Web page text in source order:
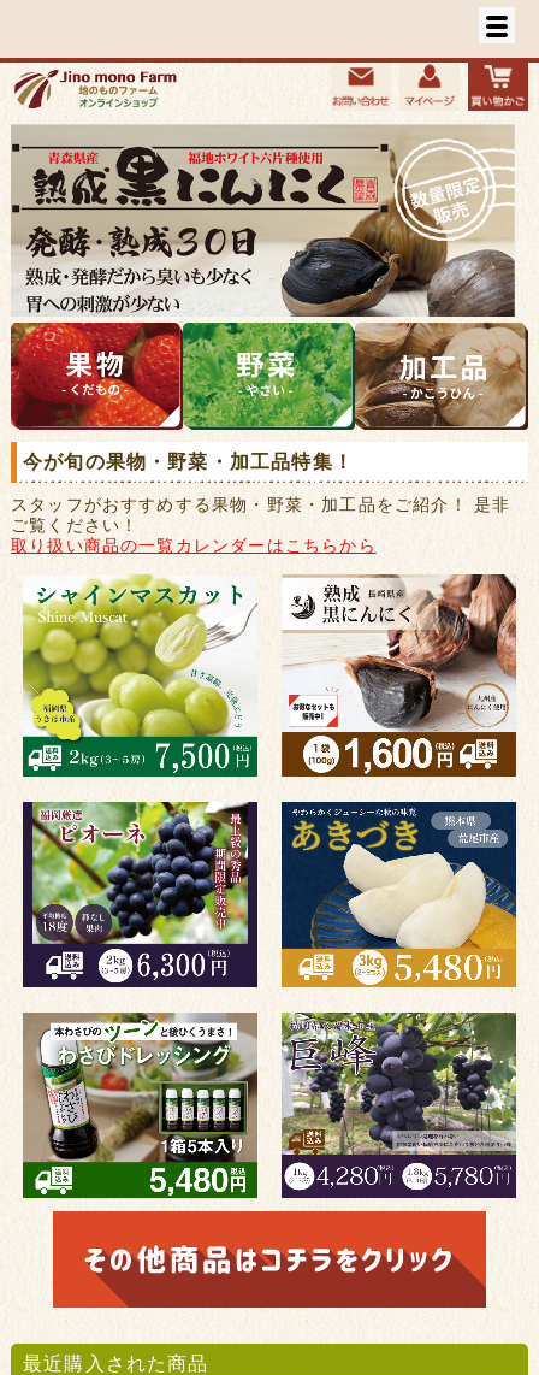
今が旬の果物・野菜・加工品特集！
スタッフがおすすめする果物・野菜・加工品をご紹介！ 是非
ご覧ください！
取り扱い商品の一覧カレンダーはこちらから
最近購入された商品